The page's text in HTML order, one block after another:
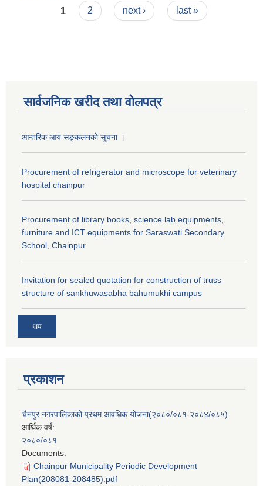
Pages
1 2 next › last »
सार्वजनिक खरीद तथा वाेलपत्र
आन्तरिक आय सङ्कलनको सूचना ।
Procurement of refrigerator and microscope for veterinary
hospital chainpur
Procurement of library books, science lab equipments,
furniture and ICT equipments for Saraswati Secondary
School, Chainpur
Invitation for sealed quotation for construction of truss
structure of sankhuwasabha bahumukhi campus
थप
प्रकाशन
चैनपुर नगरपालिकाको प्रथम आवधिक योजना(२०८०/०८१-२०८४/०८५)
आर्थिक वर्ष:
२०८०/०८१
Documents:
Chainpur Municipality Periodic Development
Plan(208081-208485).pdf